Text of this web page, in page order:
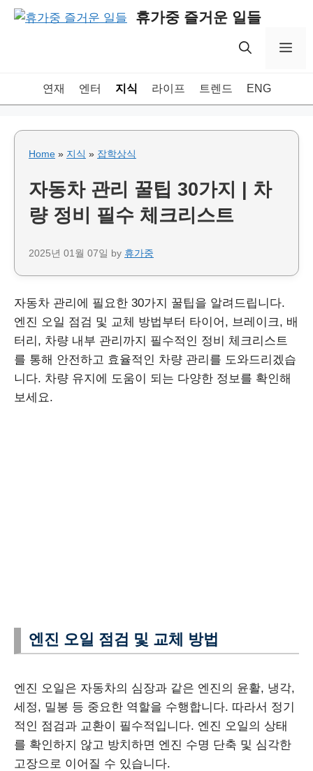
Skip
휴가중 즐거운 일들
연재 엔터 지식 라이프 트렌드 ENG
Home » 지식 » 잡학상식
자동차 관리 꿀팁 30가지 | 차
량 정비 필수 체크리스트
2025년 01월 07일 by 휴가중
자동차 관리에 필요한 30가지 꿀팁을 알려드립니다.
엔진 오일 점검 및 교체 방법부터 타이어, 브레이크, 배
터리, 차량 내부 관리까지 필수적인 정비 체크리스트
를 통해 안전하고 효율적인 차량 관리를 도와드리겠습
니다. 차량 유지에 도움이 되는 다양한 정보를 확인해
보세요.
엔진 오일 점검 및 교체 방법
엔진 오일은 자동차의 심장과 같은 엔진의 윤활, 냉각,
세정, 밀봉 등 중요한 역할을 수행합니다. 따라서 정기
적인 점검과 교환이 필수적입니다. 엔진 오일의 상태
를 확인하지 않고 방치하면 엔진 수명 단축 및 심각한
고장으로 이어질 수 있습니다.